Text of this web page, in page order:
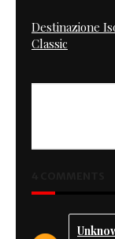
Destinazione
Classic